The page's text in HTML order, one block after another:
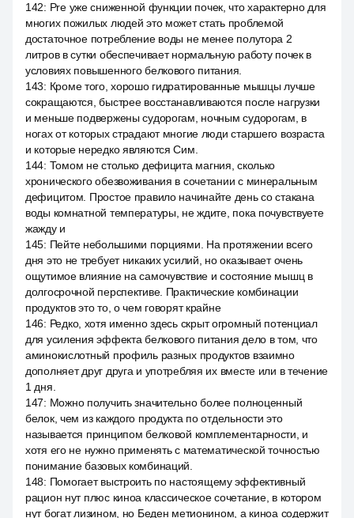
142: Pre уже сниженной функции почек, что характерно для
многих пожилых людей это может стать проблемой
достаточное потребление воды не менее полутора 2
литров в сутки обеспечивает нормальную работу почек в
условиях повышенного белкового питания.
143: Кроме того, хорошо гидратированные мышцы лучше
сокращаются, быстрее восстанавливаются после нагрузки
и меньше подвержены судорогам, ночным судорогам, в
ногах от которых страдают многие люди старшего возраста
и которые нередко являются Сим.
144: Томом не столько дефицита магния, сколько
хронического обезвоживания в сочетании с минеральным
дефицитом. Простое правило начинайте день со стакана
воды комнатной температуры, не ждите, пока почувствуете
жажду и
145: Пейте небольшими порциями. На протяжении всего
дня это не требует никаких усилий, но оказывает очень
ощутимое влияние на самочувствие и состояние мышц в
долгосрочной перспективе. Практические комбинации
продуктов это то, о чем говорят крайне
146: Редко, хотя именно здесь скрыт огромный потенциал
для усиления эффекта белкового питания дело в том, что
аминокислотный профиль разных продуктов взаимно
дополняет друг друга и употребляя их вместе или в течение
1 дня.
147: Можно получить значительно более полноценный
белок, чем из каждого продукта по отдельности это
называется принципом белковой комплементарности, и
хотя его не нужно применять с математической точностью
понимание базовых комбинаций.
148: Помогает выстроить по настоящему эффективный
рацион нут плюс киноа классическое сочетание, в котором
нут богат лизином, но Беден метионином, а киноа содержит